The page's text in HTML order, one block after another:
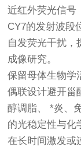
近红外荧光信号
CY7的发射波段
自发荧光干扰，
成像研究。
保留母体生物学
偶联设计避开甾
醇调脂、 *炎、
的光稳定性与化
在长时间激发或